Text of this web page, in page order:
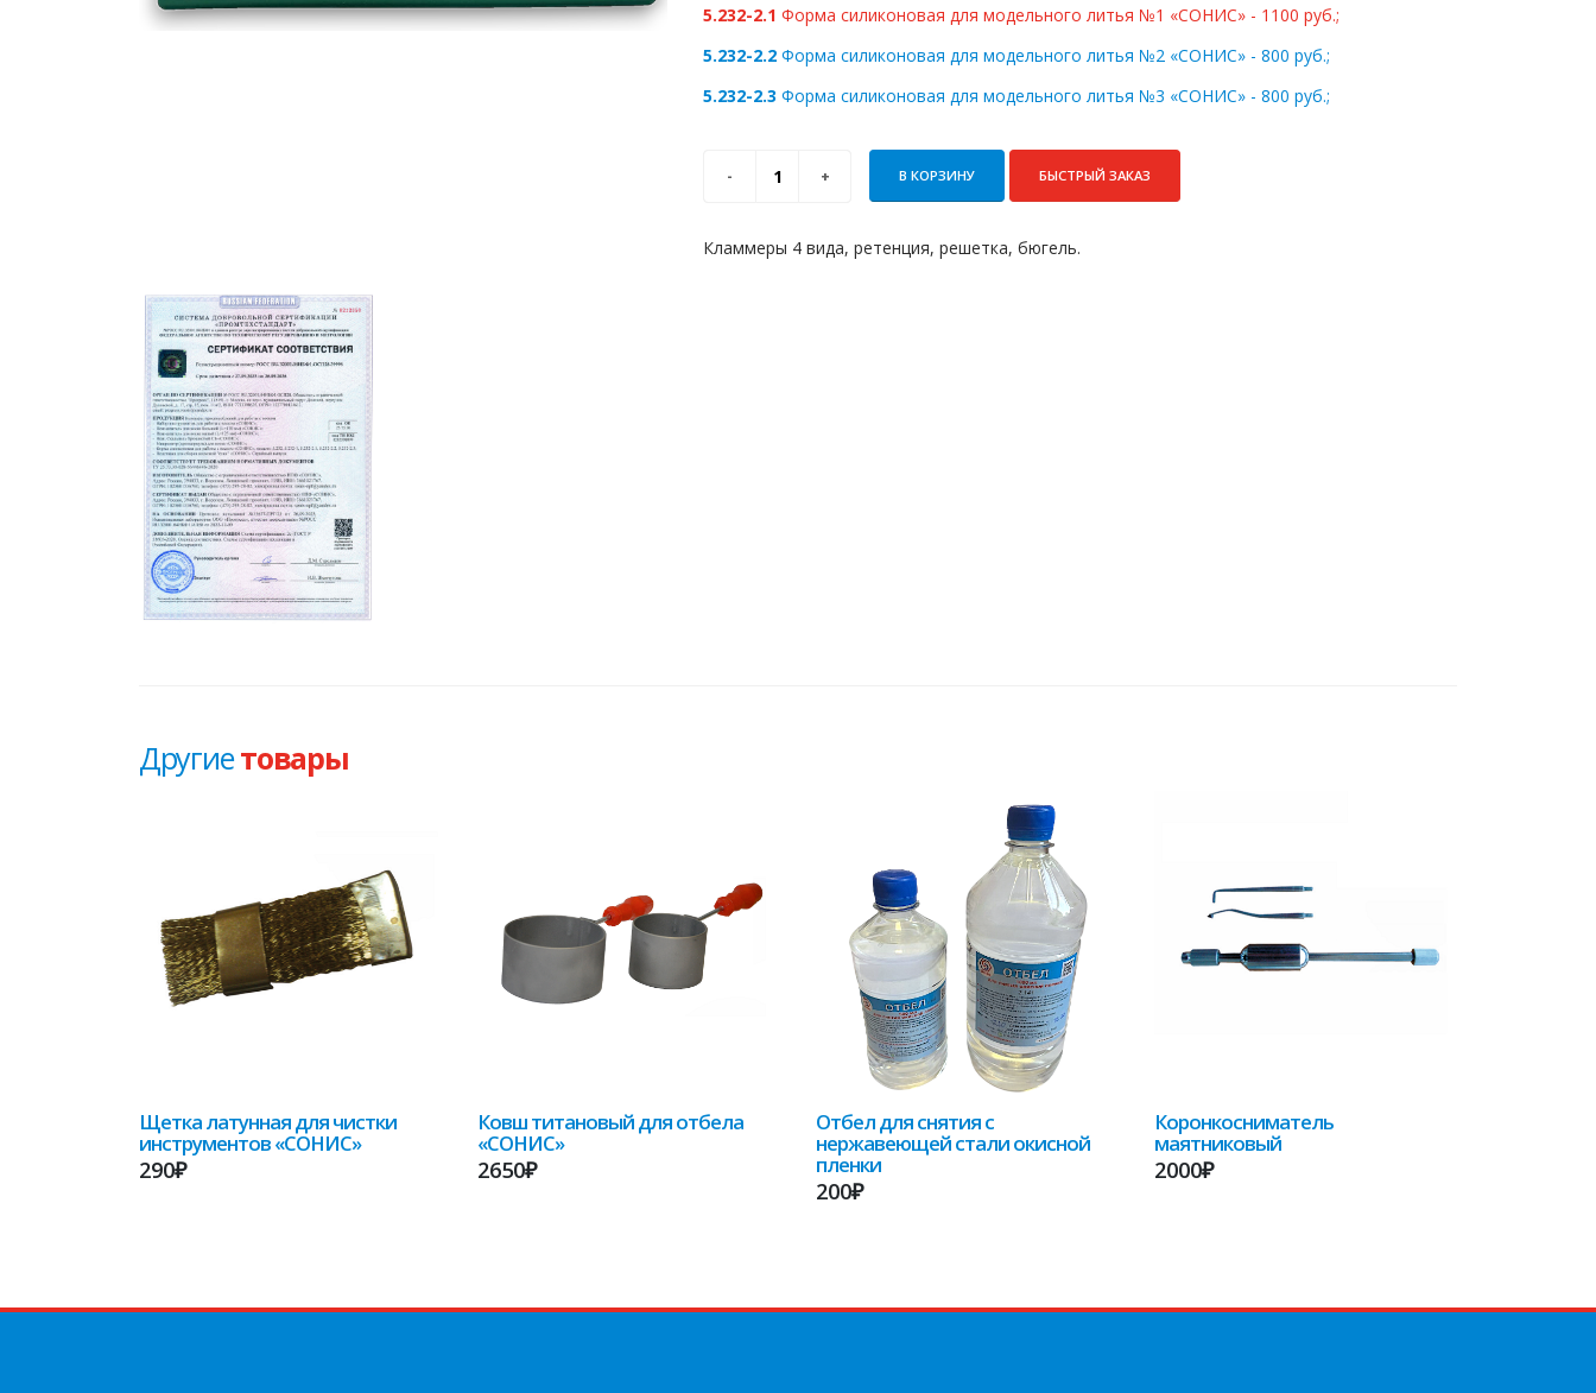
5.232-2.1 Форма силиконовая для модельного литья №1 «СОНИС» - 1100 руб.;
5.232-2.2 Форма силиконовая для модельного литья №2 «СОНИС» - 800 руб.;
5.232-2.3 Форма силиконовая для модельного литья №3 «СОНИС» - 800 руб.;
В КОРЗИНУ БЫСТРЫЙ ЗАКАЗ
Кламмеры 4 вида, ретенция, решетка, бюгель.
Другиетовары
Щетка латунная для чистки
инструментов «СОНИС»
290₽
Ковш титановый для отбела
«СОНИС»
2650₽
Отбел для снятия с
нержавеющей стали окисной
пленки
200₽
Коронкосниматель
маятниковый
2000₽